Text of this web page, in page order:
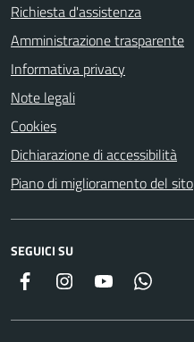
Richiesta d'assistenza
Amministrazione trasparente
Informativa privacy
Note legali
Cookies
Dichiarazione di accessibilità
Piano di miglioramento del sito
SEGUICI SU
Facebook InstagramYouTube